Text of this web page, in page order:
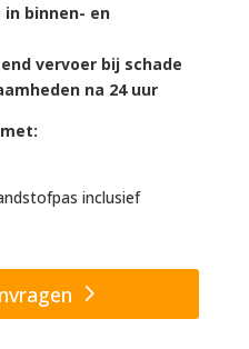
binnen- en
vervoer bij schade
na 24 uur
inclusief